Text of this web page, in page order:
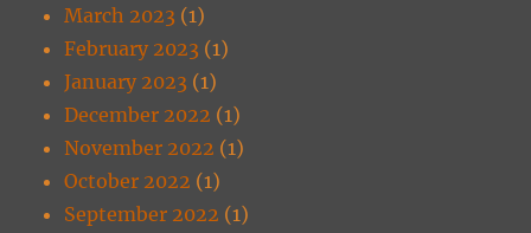
March 2023 (1)
February 2023 (1)
January 2023 (1)
December 2022 (1)
November 2022 (1)
October 2022 (1)
September 2022 (1)